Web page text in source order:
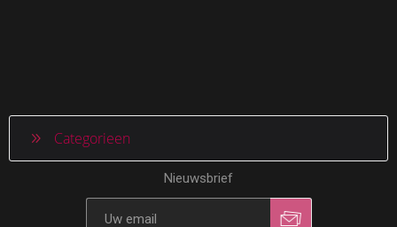
Categorieen
Nieuwsbrief